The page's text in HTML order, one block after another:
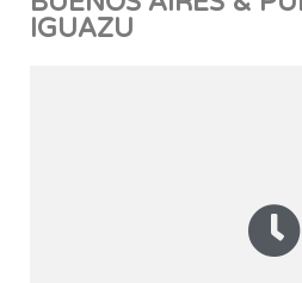
IGUAZU